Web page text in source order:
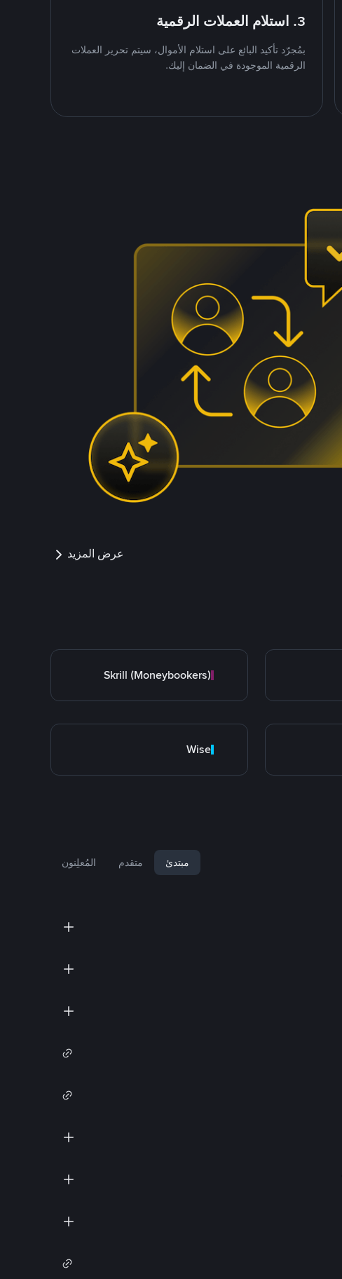
3. استلام العملات الرقمية
بمُجرّد تأكيد البائع على استلام الأموال، سيتم تحرير العملات
الرقمية الموجودة في الضمان إليك.
عرض المزيد
Skrill (Moneybookers)
Wise
مبتدئ متقدم المُعلِنون